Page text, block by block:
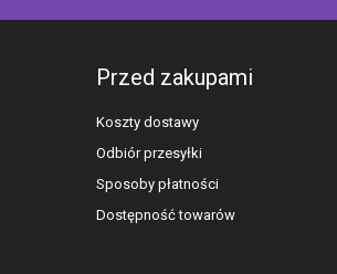
Przed zakupami
Koszty dostawy
Odbiór przesyłki
Sposoby płatności
Dostępność towarów